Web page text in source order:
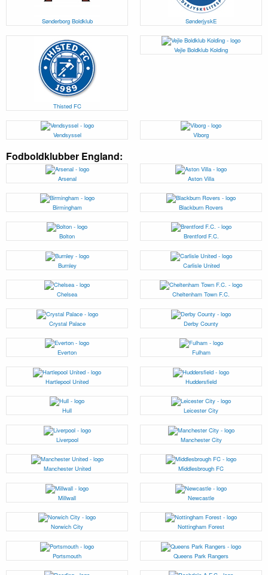
Sønderborg Boldklub SønderjyskE
Thisted FC
Vejle Boldklub Kolding
Vendsyssel Viborg
Fodboldklubber England:
Arsenal Aston Villa
Birmingham Blackburn Rovers
Bolton Brentford F.C.
Burnley Carlisle United
Chelsea Cheltenham Town F.C.
Crystal Palace Derby County
Everton Fulham
Hartlepool United Huddersfield
Hull Leicester City
Liverpool Manchester City
Manchester United Middlesbrough FC
Millwall Newcastle
Norwich City Nottingham Forest
Portsmouth Queens Park Rangers